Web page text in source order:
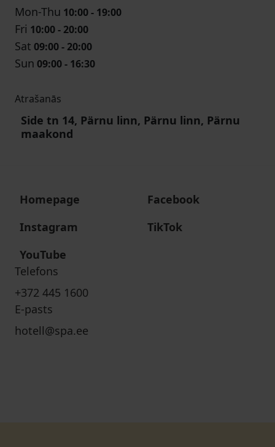
Mon-Thu 10:00 - 19:00
Fri 10:00 - 20:00
Sat 09:00 - 20:00
Sun 09:00 - 16:30
Atrašanās
Side tn 14, Pärnu linn, Pärnu linn, Pärnu
maakond
Homepage
Facebook
Instagram
TikTok
YouTube
Telefons
+372 445 1600
E-pasts
hotell@spa.ee